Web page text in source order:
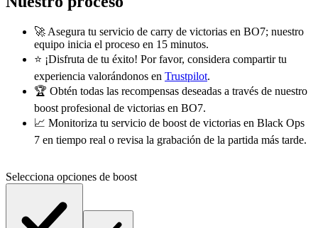
🚀 Asegura tu servicio de carry de victorias en BO7; nuestro
equipo inicia el proceso en 15 minutos.
⭐ ¡Disfruta de tu éxito! Por favor, considera compartir tu
experiencia valorándonos en Trustpilot.
🏆 Obtén todas las recompensas deseadas a través de nuestro
boost profesional de victorias en BO7.
📈 Monitoriza tu servicio de boost de victorias en Black Ops
7 en tiempo real o revisa la grabación de la partida más tarde.
Selecciona opciones de boost